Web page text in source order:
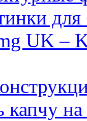
UK –
капчу